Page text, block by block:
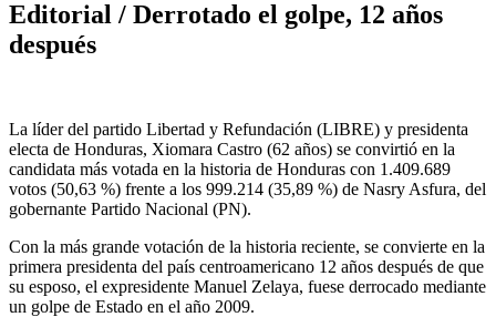
Editorial / Derrotado el golpe, 12 años
después
La líder del partido Libertad y Refundación (LIBRE) y presidenta
electa de Honduras, Xiomara Castro (62 años) se convirtió en la
candidata más votada en la historia de Honduras con 1.409.689
votos (50,63 %) frente a los 999.214 (35,89 %) de Nasry Asfura, del
gobernante Partido Nacional (PN).
Con la más grande votación de la historia reciente, se convierte en la
primera presidenta del país centroamericano 12 años después de que
su esposo, el expresidente Manuel Zelaya, fuese derrocado mediante
un golpe de Estado en el año 2009.